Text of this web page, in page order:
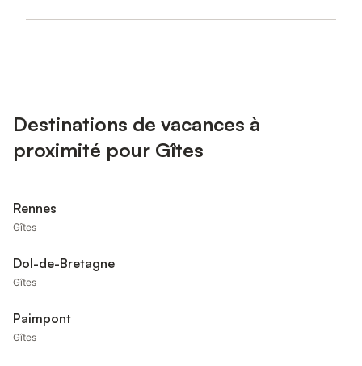
Destinations de vacances à
proximité pour Gîtes
Rennes
Gîtes
Dol-de-Bretagne
Gîtes
Paimpont
Gîtes